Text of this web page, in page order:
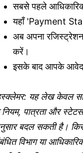
सबसे पहले आधिकारिक
यहाँ 'Payment
अब अपना
करें।
इसके बाद आपके आवेदन
यह लेख केवल
पात्रता और
बदल सकती है।
विभाग या